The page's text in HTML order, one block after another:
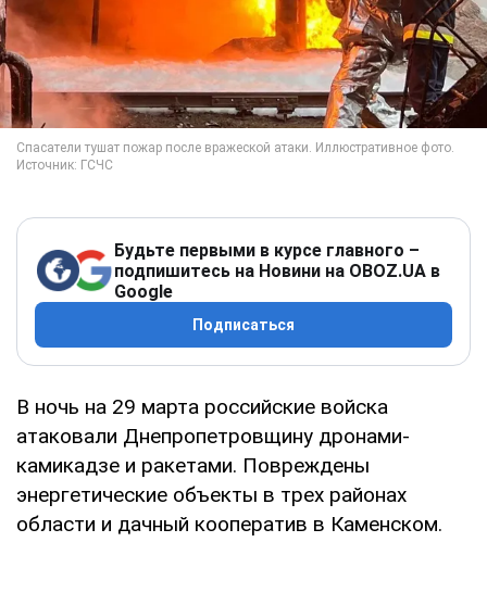
Будьте первыми в курсе главного –
подпишитесь на Новини на OBOZ.UA в
Google
Подписаться
В ночь на 29 марта российские войска
атаковали Днепропетровщину дронами-
камикадзе и ракетами. Повреждены
энергетические объекты в трех районах
области и дачный кооператив в Каменском.